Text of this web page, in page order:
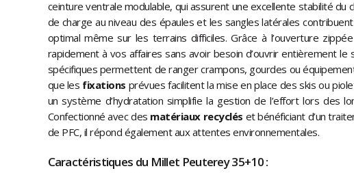
ceinture ventrale modulable, qui assurent une excellente stabilité du
de charge au niveau des épaules et les sangles latérales
optimal même sur les terrains difficiles. Grâce à l’ouverture
rapidement à vos affaires sans avoir besoin d’ouvrir entièrement le
spécifiques permettent de ranger crampons, gourdes ou
que les fixations prévues facilitent la mise en place des skis ou
un système d’hydratation simplifie la gestion de l’effort lors des
Confectionné avec des matériaux recyclés et bénéficiant d’un
de PFC, il répond également aux attentes environnementales.
Caractéristiques du Millet Peuterey 35+10 :